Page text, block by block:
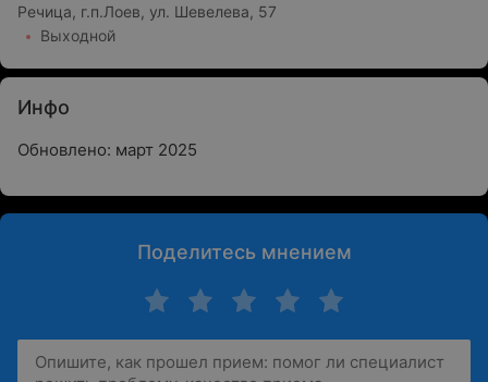
Речица, г.п.Лоев, ул. Шевелева, 57
Выходной
Инфо
Обновлено: март 2025
Поделитесь мнением